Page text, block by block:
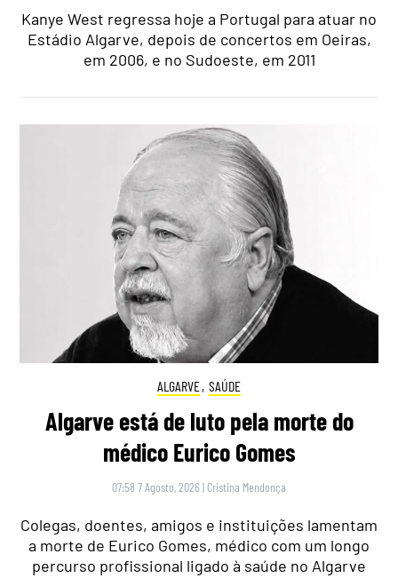
Kanye West regressa hoje a Portugal para atuar no
Estádio Algarve, depois de concertos em Oeiras,
em 2006, e no Sudoeste, em 2011
ALGARVE, SAÚDE
Algarve está de luto pela morte do
médico Eurico Gomes
07:58 7 Agosto, 2026 | Cristina Mendonça
Colegas, doentes, amigos e instituições lamentam
a morte de Eurico Gomes, médico com um longo
percurso profissional ligado à saúde no Algarve